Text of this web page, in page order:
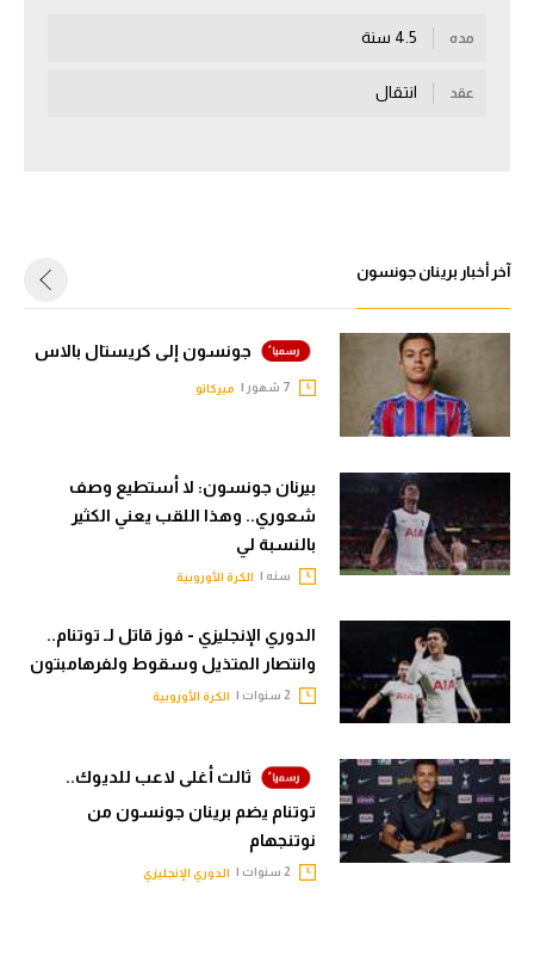
سعودي في الجول
الدوري الإنجليزي
رياضات أخرى
أمم إفريقيا
كرة السلة الأمريكية
كرة سلة
كرة يد
كرة طائرة
الوطن العربي
في المونديال
رياضة نسائية
آسيا
أمريكا
ركن الألعاب
مده
عقد انتقال
آخر أخبار برينان جونسون
جونسون إلى كريستال بالاس
ميركاتو
بيرنان جونسون: لا أستطيع وصف
شعوري.. وهذا اللقب يعني الكثير
بالنسبة لي
سنه | الكرة الأوروبية
الدوري الإنجليزي - فوز قاتل لـ توتنام..
وانتصار المتذيل وسقوط ولفرهامبتون
الكرة الأوروبية
ثالث أغلى لاعب للديوك..
توتنام يضم برينان جونسون من
نوتنجهام
الدوري الإنجليزي